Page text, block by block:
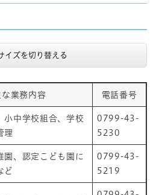
イズを切り替える
な業務内容 電話番号
小中学校組合、学校
理
0799-43-
5230
園、認定こども園に
ど
0799-43-
5219